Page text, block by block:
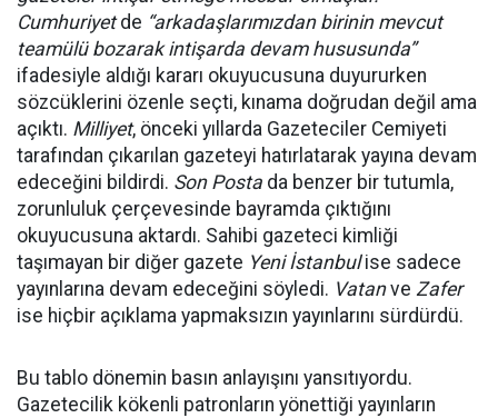
Cumhuriyetde “arkadaşlarımızdan birinin mevcut
teamülü bozarak intişarda devam hususunda”
ifadesiyle aldığı kararı okuyucusuna duyururken
sözcüklerini özenle seçti, kınama doğrudan değil ama
açıktı. Milliyet, önceki yıllarda Gazeteciler Cemiyeti
tarafından çıkarılan gazeteyi hatırlatarak yayına devam
edeceğini bildirdi. Son Posta da benzer bir tutumla,
zorunluluk çerçevesinde bayramda çıktığını
okuyucusuna aktardı. Sahibi gazeteci kimliği
taşımayan bir diğer gazete Yeni İstanbulise sadece
yayınlarına devam edeceğini söyledi. Vatanve Zafer
ise hiçbir açıklama yapmaksızın yayınlarını sürdürdü.
Bu tablo dönemin basın anlayışını yansıtıyordu.
Gazetecilik kökenli patronların yönettiği yayınların